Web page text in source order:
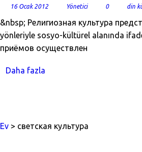
16 Ocak 2012 Yönetici 0 din
&nbsp; Религиозная культура
yönleriyle sosyo-kültürel alanında
приёмов осуществлен
Daha fazla
Ev > светская культура